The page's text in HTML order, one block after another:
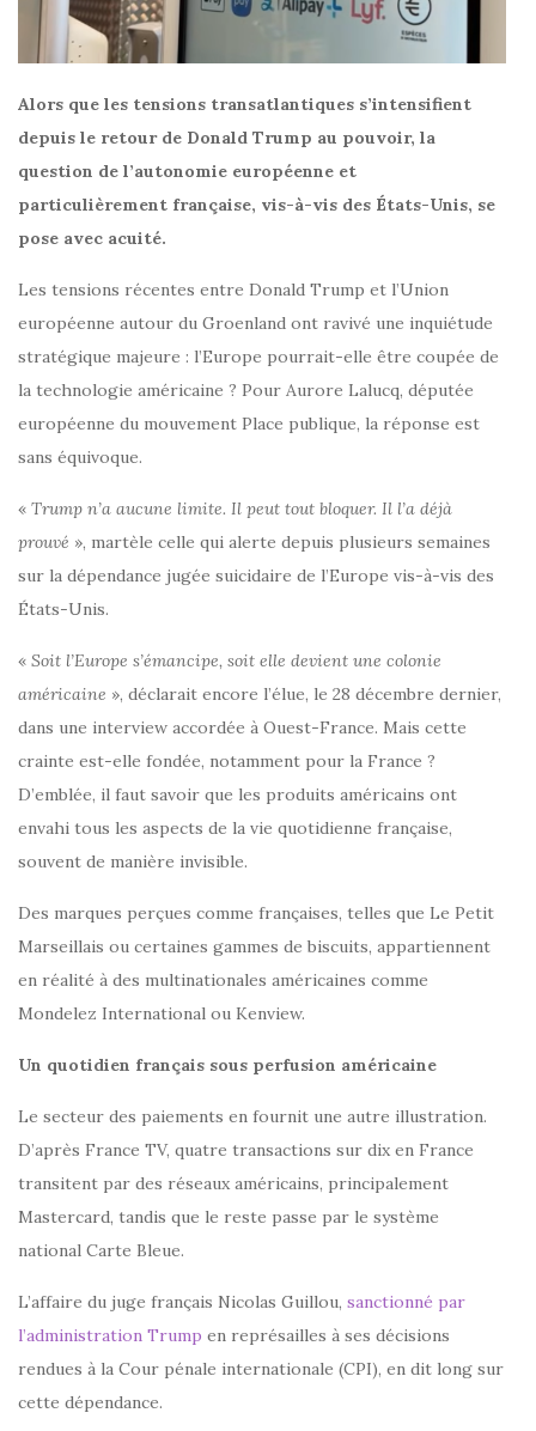
Alors que les tensions transatlantiques s’intensifient
depuis le retour de Donald Trump au pouvoir, la
question de l’autonomie européenne et
particulièrement française, vis-à-vis des États-Unis, se
pose avec acuité.
Les tensions récentes entre Donald Trump et l’Union
européenne autour du Groenland ont ravivé une inquiétude
stratégique majeure : l’Europe pourrait-elle être coupée de
la technologie américaine ? Pour Aurore Lalucq, députée
européenne du mouvement Place publique, la réponse est
sans équivoque.
« Trump n’a aucune limite. Il peut tout bloquer. Il l’a déjà
prouvé », martèle celle qui alerte depuis plusieurs semaines
sur la dépendance jugée suicidaire de l’Europe vis-à-vis des
États-Unis.
« Soit l’Europe s’émancipe, soit elle devient une colonie
américaine », déclarait encore l’élue, le 28 décembre dernier,
dans une interview accordée à Ouest-France. Mais cette
crainte est-elle fondée, notamment pour la France ?
D’emblée, il faut savoir que les produits américains ont
envahi tous les aspects de la vie quotidienne française,
souvent de manière invisible.
Des marques perçues comme françaises, telles que Le Petit
Marseillais ou certaines gammes de biscuits, appartiennent
en réalité à des multinationales américaines comme
Mondelez International ou Kenview.
Un quotidien français sous perfusion américaine
Le secteur des paiements en fournit une autre illustration.
D’après France TV, quatre transactions sur dix en France
transitent par des réseaux américains, principalement
Mastercard, tandis que le reste passe par le système
national Carte Bleue.
L’affaire du juge français Nicolas Guillou, sanctionné par
l’administration Trump en représailles à ses décisions
rendues à la Cour pénale internationale (CPI), en dit long sur
cette dépendance.